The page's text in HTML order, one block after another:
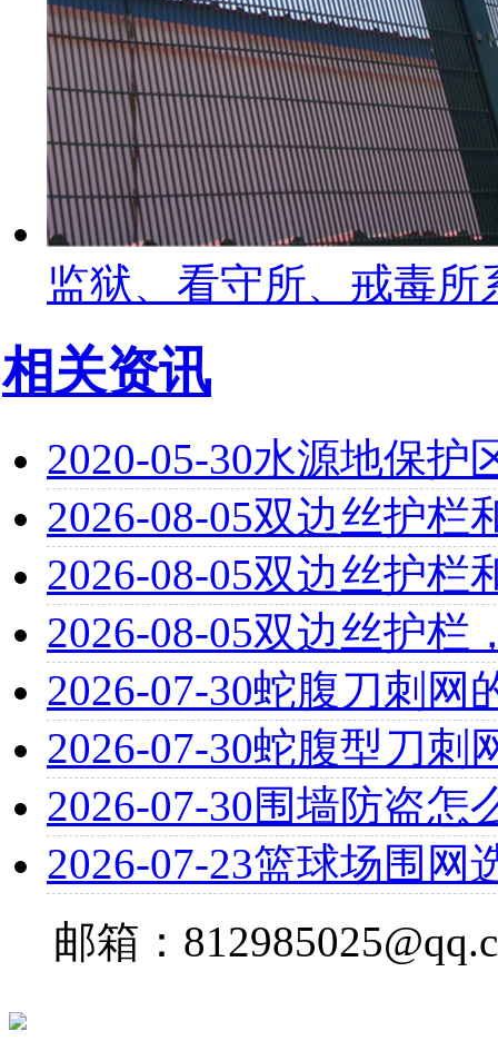
监狱、看守所、戒毒所
相关资讯
2020-05-30水源地保护
2026-08-05双边丝护栏
2026-08-05双边丝护栏
2026-08-05双边丝护栏
2026-07-30蛇腹刀刺网
2026-07-30蛇腹型刀刺
2026-07-30围墙防盗怎
2026-07-23篮球场围网
邮箱：